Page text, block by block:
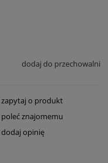
dodaj do przechowalni
zapytaj o produkt
poleć znajomemu
dodaj opinię